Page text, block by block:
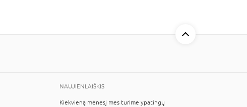
NAUJIENLAIŠKIS
Kiekvieną mėnesį mes turime ypatingų